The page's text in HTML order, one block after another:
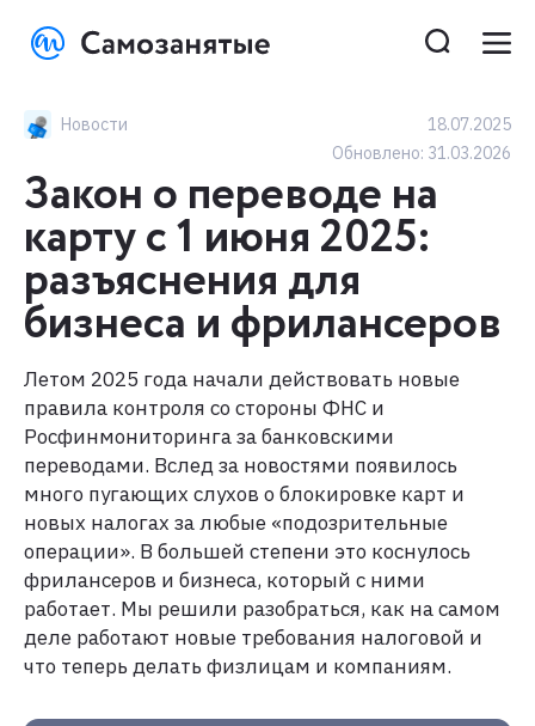
Новости
18.07.2025
Обновлено: 31.03.2026
Закон о переводе на
карту с 1 июня 2025:
разъяснения для
бизнеса и фрилансеров
Летом 2025 года начали действовать новые
правила контроля со стороны ФНС и
Росфинмониторинга за банковскими
переводами. Вслед за новостями появилось
много пугающих слухов о блокировке карт и
новых налогах за любые «подозрительные
операции». В большей степени это коснулось
фрилансеров и бизнеса, который с ними
работает. Мы решили разобраться, как на самом
деле работают новые требования налоговой и
что теперь делать физлицам и компаниям.